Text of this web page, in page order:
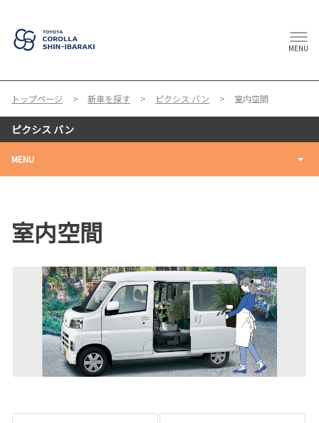
MENU
トップページ 新車を探す ピクシス バン 室内空間
ピクシス バン
MENU
室内空間